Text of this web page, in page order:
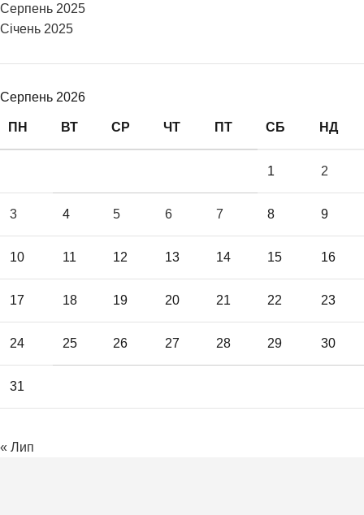
Серпень 2025
Січень 2025
Серпень 2026
ПН ВТ СР ЧТ ПТ СБ НД
1 2
3 4 5 6 7 8 9
10 11 12 13 14 15 16
17 18 19 20 21 22 23
24 25 26 27 28 29 30
31
« Лип